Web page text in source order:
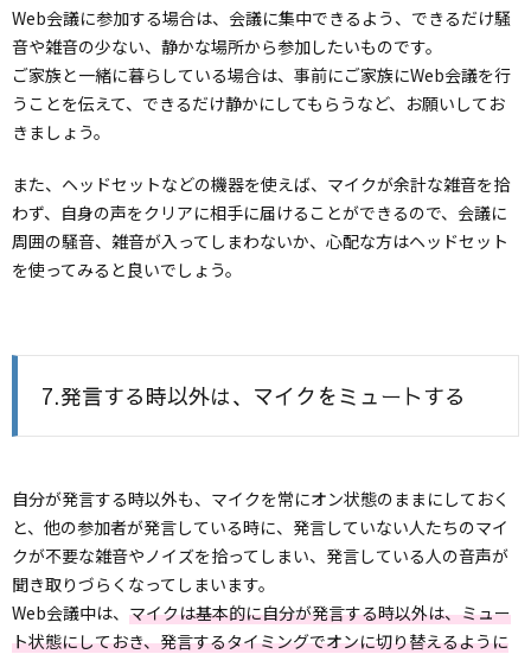
Web会議に参加する場合は、会議に集中できるよう、できるだけ騒
音や雑音の少ない、静かな場所から参加したいものです。
ご家族と一緒に暮らしている場合は、事前にご家族にWeb会議を行
うことを伝えて、できるだけ静かにしてもらうなど、お願いしてお
きましょう。
また、ヘッドセットなどの機器を使えば、マイクが余計な雑音を拾
わず、自身の声をクリアに相手に届けることができるので、会議に
周囲の騒音、雑音が入ってしまわないか、心配な方はヘッドセット
を使ってみると良いでしょう。
7.発言する時以外は、マイクをミュートする
自分が発言する時以外も、マイクを常にオン状態のままにしておく
と、他の参加者が発言している時に、発言していない人たちのマイ
クが不要な雑音やノイズを拾ってしまい、発言している人の音声が
聞き取りづらくなってしまいます。
Web会議中は、 マイクは基本的に自分が発言する時以外は、ミュー
ト状態にしておき、発言するタイミングでオンに切り替えるように